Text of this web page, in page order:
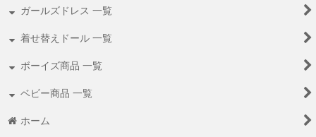
ガールズドレス 一覧
着せ替えドール 一覧
ボーイズ商品 一覧
ベビー商品 一覧
ホーム